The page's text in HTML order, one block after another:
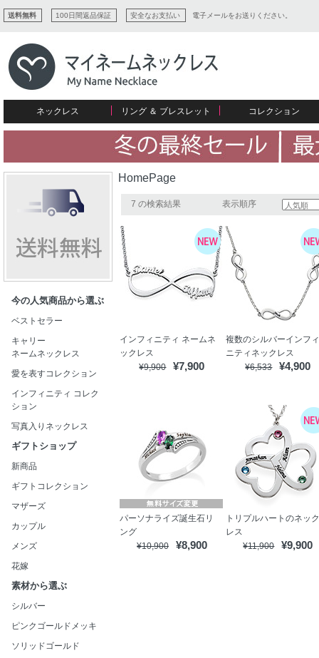
送料無料 100日間返品保証 安全なお支払い 電子メールをお送りください。
ネックレス
すべてコレクションを見る
ネームネックレス
プチネームネックレス
リング ＆ ブレスレット
リング
愛のブレスレット
コレクション
愛を表すコレクション
イニシャルジュエリー
誕生石コレクション
バーネックレスコレクション
ディスクとサークルのコレクション
ネームプレビュー
マザーズ
メンズ
ギフトコレクション
今の人気商品から選ぶ
ベストセラー
キャリー
ネームネックレス
愛を表すコレクション
インフィニティ コレク
ション
写真入りネックレス
ギフトショップ
新商品
ギフトコレクション
マザーズ
カップル
メンズ
花嫁
素材から選ぶ
シルバー
ピンクゴールドメッキ
ソリッドゴールド
HomePage
7 の検索結果 表示順序
インフィニティ ネームネ
ックレス
¥9,900
¥7,900
複数のシルバーインフ
ニティネックレス
¥6,533
¥4,900
パーソナライズ誕生石リ
ング
¥10,900
¥8,900
トリプルハートのネッ
レス
¥11,900
¥9,900